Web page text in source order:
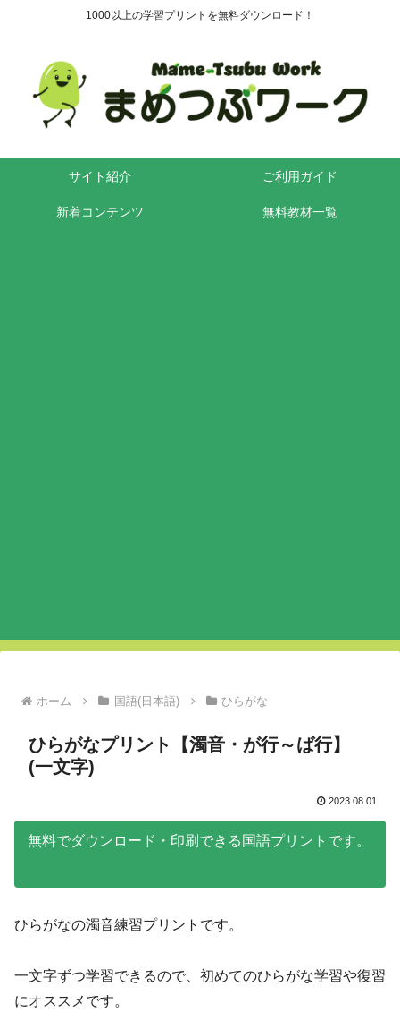
1000以上の学習プリントを無料ダウンロード！
サイト紹介 ご利用ガイド
新着コンテンツ 無料教材一覧
ホーム 国語(日本語) ひらがな
ひらがなプリント【濁音・が行～ば行】
(一文字)
2023.08.01
無料でダウンロード・印刷できる国語プリントです。
ひらがなの濁音練習プリントです。
一文字ずつ学習できるので、初めてのひらがな学習や復習
にオススメです。